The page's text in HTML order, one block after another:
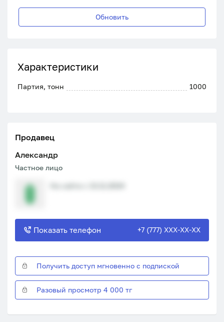
Обновить
Характеристики
Партия, тонн 1000
Продавец
Александр
Частное лицо
Показать телефон +7 (777) XXX-XX-XX
Получить доступ мгновенно с подпиской
Разовый просмотр 4 000 тг